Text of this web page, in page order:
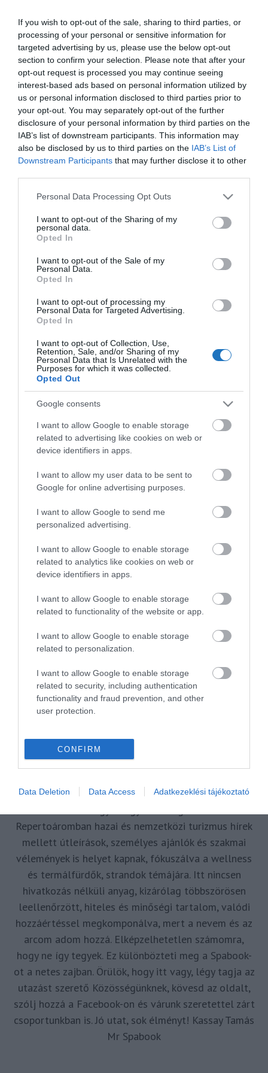
If you wish to opt-out of the sale, sharing to third parties, or
processing of your personal or sensitive information for
targeted advertising by us, please use the below opt-out
section to confirm your selection. Please note that after your
opt-out request is processed you may continue seeing
interest-based ads based on personal information utilized by
us or personal information disclosed to third parties prior to
your opt-out. You may separately opt-out of the further
disclosure of your personal information by third parties on the
IAB’s list of downstream participants. This information may
also be disclosed by us to third parties on the IAB’s List of
Downstream Participants that may further disclose it to other
Please note that this website/app uses one or more Google
not limited to your visit or usage behaviour. You may click to
grant or deny consent to Google and its third-party tags to
use your data for below specified purposes in below Google
consent section.
Personal Data Processing Opt Outs
I want to opt-out of the Sharing of my
personal data.
Opted In
I want to opt-out of the Sale of my
Personal Data.
Opted In
I want to opt-out of processing my
Personal Data for Targeted Advertising.
Opted In
I want to opt-out of Collection, Use,
Retention, Sale, and/or Sharing of my
Personal Data that Is Unrelated with the
Purposes for which it was collected.
Opted Out
Google consents
I want to allow Google to enable storage
related to advertising like cookies on web or
device identifiers in apps.
I want to allow my user data to be sent to
Google for online advertising purposes.
I want to allow Google to send me
personalized advertising.
I want to allow Google to enable storage
related to analytics like cookies on web or
device identifiers in apps.
I want to allow Google to enable storage
related to functionality of the website or app.
I want to allow Google to enable storage
related to personalization.
I want to allow Google to enable storage
related to security, including authentication
functionality and fraud prevention, and other
user protection.
CONFIRM
Data Deletion Data Access Adatkezeklési tájékoztató
TOVÁBBI CIKKEK
"Az ember, aki a tengert nézi, szerelemtől
sújtott gyerek." Jean-Michel Maulpoix
KÖZÖSSÉGÜNK TÉGED IS VÁR!
NÉZZ KÖRBE TÉMÁK SZERINT!
AIRBNB AJÁNLÓ AUSZTRIA BALATON BELFÖLDI TURIZMUS
FEJLESZTÉS FÜRDŐ GYÓGYFÜRDŐ HORVÁTORSZÁG HOTEL
REPÜLŐTÉR RYANAIR STATISZTIKA STRAND SZAKMAI CIKKEK
SZPONZOR SZÁLLODA TERMÁL
VAKCINAÚTLEVÉL VIDEÓ VÉLEMÉNY WELLNESS WIZZAIR
ÚJRANYITÁS
MR SPABOOK
Turisztikai szakértő, utazó blogger, vendégélmény
tanácsadó. Célom, hogy a kategória teremtő
forrásul és inspirációul szolgáljak a turizmus szakma
Repertoáromban hazai és nemzetközi turizmus hírek
mellett útleírások, személyes ajánlók és szakmai
vélemények is helyet kapnak, fókuszálva a wellness
és termálfürdők, strandok témájára. Itt nincsen
hivatkozás nélküli anyag, kizárólag többszörösen
leellenőrzött, hiteles és minőségi tartalom, valódi
hozzáértéssel megkomponálva, mert a nevem és az
arcom adom hozzá. Elképzelhetetlen számomra,
hogy ne így tegyek. Ez különbözteti meg a Spabook-
ot a netes zajban. Örülök, hogy itt vagy, légy tagja az
utazást szerető Közösségünknek, kövesd az oldalt,
szólj hozzá a Facebook-on és várunk szeretettel zárt
csoportunkban is. Jó utat, sok élményt! Kassay Tamás
Mr Spabook